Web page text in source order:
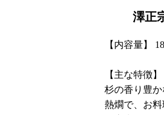
澤正
【内容量】
【主な特徴】
杉の香り豊か
熱燗で、お料